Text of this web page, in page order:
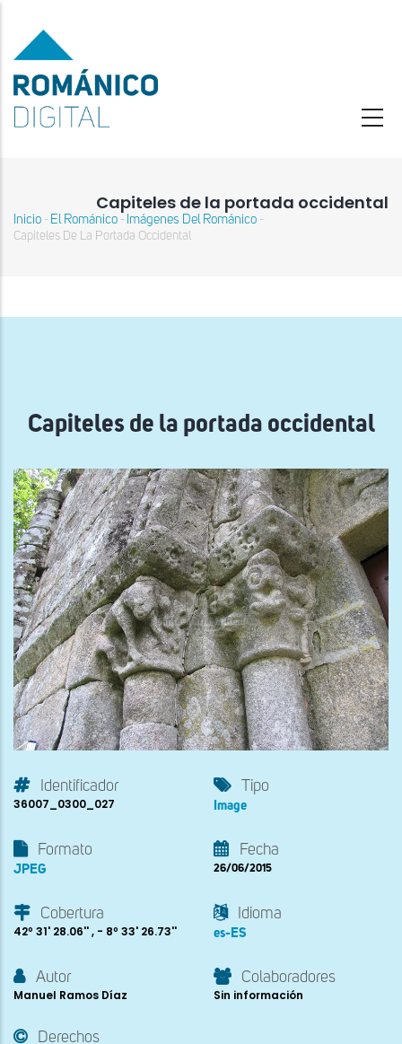
contenido
principal
Capiteles de la portada occidental
Sobrescribir
ayuda
Inicio - El Románico - Imágenes Del Románico -
Capiteles De La Portada Occidental
Capiteles de la portada occidental
Identificador
36007_0300_027
Tipo
Image
Formato
JPEG
Fecha
26/06/2015
Cobertura
42º 31' 28.06'' , - 8º 33' 26.73''
Idioma
es-ES
Autor
Manuel Ramos Díaz
Colaboradores
Sin información
Derechos